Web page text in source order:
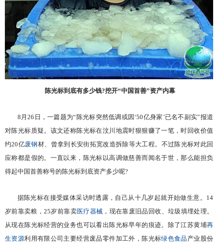
陈光标到底有多少钱?挖开“中国首善”资产内幕
8月26日，一篇题为“陈光标突然低调或因‘50亿身家’已名不副实”报道
对陈光标质疑。该文还称陈光标在汶川地震时狠狠赚了一笔，时回收价值
约20亿废钢 材、曾拿到长安街拓宽改造拆除等大工程。不过陈光标对此回
应称都是假的。一直以来，陈光标以高调做慈善而闻名于世，那么能担负
得起中国首善称号的陈光标到底资产多少呢?
据陈光标在接受媒体采访时透露，自己从十几岁起就开始做生意。14
岁前靠卖粮，25岁前靠卖医疗器械 ，现在靠废旧品回收、垃圾填埋处理。
从现在陈光标经营的业务也可以看出陈光标早年的痕迹。除了江苏黄埔再
生资源利用有限公司主要经营废品零件加工外，陈光标绿色食品 产业股份